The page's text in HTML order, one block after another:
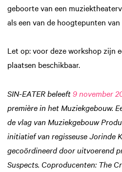
geboorte van een
als een van de hoogtepunten van
Let op: voor deze workshop zijn
plaatsen beschikbaar.
SIN-EATER beleeft9 november
première in het Muziekgebouw.
de vlag van Muziekgebouw
initiatief van regisseuse Jorinde
gecoördineerd door uitvoerend
Suspects. Coproducenten: The